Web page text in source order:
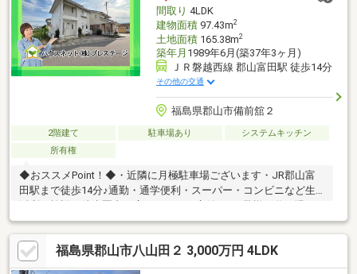
祝、夜間やお仕事帰りでも内覧可
間取り 4LDK
建物面積97.43m2
土地面積165.38m2
築年月 1989年6月(築37年3ヶ月)
ＪＲ磐越西線 郡山富田駅 徒歩14分
その他の交通
福島県郡山市備前舘２
2階建て 駐車場あり
システムキッチン
所有権
◆おススメPoint！◆・近隣に月極駐車場ございます・JR郡山富
田駅まで徒歩14分♪通勤・通学便利・スーパー・コンビニなど生
◎・ファミリーに嬉しい4LDKのゆとりある間取り・小・中学校が
近く子育て世帯にもおすすめ・暮らしやすさと利便性を兼ね備え
た住環境◆周辺環境◆・富田東小学校 徒歩約12分・富田中学
校 徒歩約8分◆弊社の強み◆・経験豊富な弊社スタッフがご購
福島県郡山市八山田２ 3,000万円 4LDK